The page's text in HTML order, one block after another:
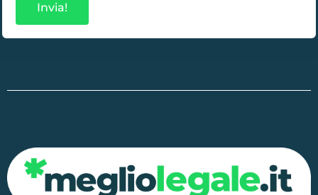
Invia!